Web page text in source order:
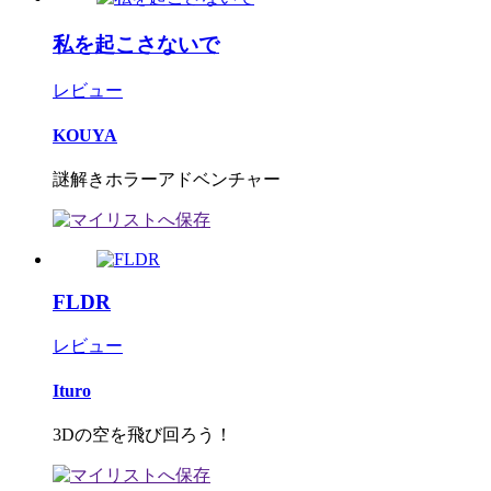
私を起こさないで
レビュー
KOUYA
謎解きホラーアドベンチャー
FLDR
レビュー
Ituro
3Dの空を飛び回ろう！